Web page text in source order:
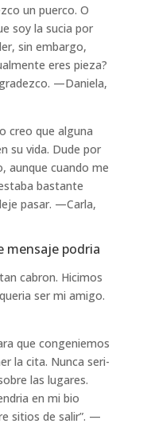
un puerco. O
soy la sucia por
sin embargo,
eres pieza?
—Daniela,
creo que alguna
su vida. Dude por
aunque cuando me
bastante
pasar. —Carla,
mensaje podri­a
cabron. Hicimos
ser mi amigo.
que congeniemos
la cita. Nunca seri­
las lugares.
en mi bio
sitios de salir”. —